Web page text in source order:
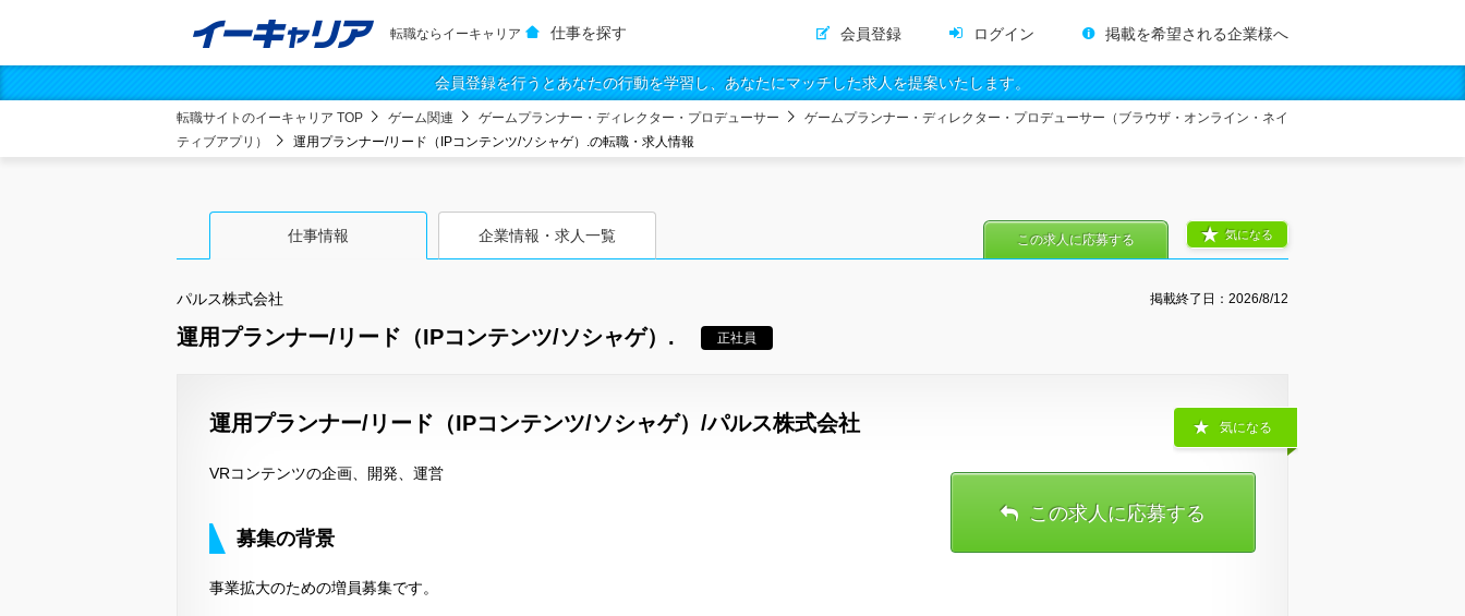
転職ならイーキャリア 仕事を探す 会員登録 ログイン 掲載を希望される企業様へ
会員登録を行うとあなたの行動を学習し、あなたにマッチした求人を提案いたします。
転職サイトのイーキャリア TOP ゲーム関連 ゲームプランナー・ディレクター・プロデューサー
ゲームプランナー・ディレクター・プロデューサー（ブラウザ・オンライン・ネイ
ティブアプリ）
運用プランナー/リード（IPコンテンツ/ソシャゲ）.の転職・求人情報
仕事情報 企業情報・求人一覧
パルス株式会社 掲載終了日： 2026/8/12
運用プランナー/リード（IPコンテンツ/ソシャゲ）. 正社員
気になる
この求人に応募する
運用プランナー/リード（IPコンテンツ/ソシャゲ）/パルス株式会社
VRコンテンツの企画、開発、運営
募集の背景
事業拡大のための増員募集です。
気になる
この求人に応募する